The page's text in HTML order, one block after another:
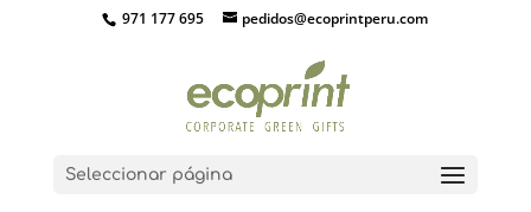
971 177 695 pedidos@ecoprintperu.com
Seleccionar página